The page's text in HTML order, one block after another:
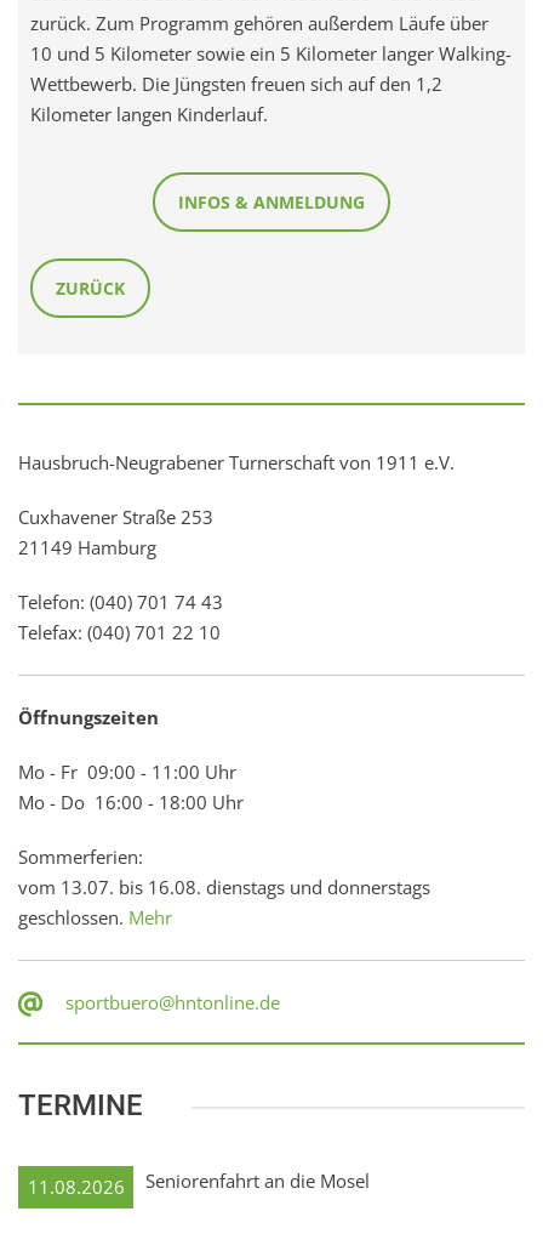
zurück. Zum Programm gehören außerdem Läufe über
10 und 5 Kilometer sowie ein 5 Kilometer langer Walking-
Wettbewerb. Die Jüngsten freuen sich auf den 1,2
Kilometer langen Kinderlauf.
INFOS & ANMELDUNG
ZURÜCK
Hausbruch-Neugrabener Turnerschaft von 1911 e.V.
Cuxhavener Straße 253
21149 Hamburg
Telefon: (040) 701 74 43
Telefax: (040) 701 22 10
Öffnungszeiten
Mo - Fr 09:00 - 11:00 Uhr
Mo - Do 16:00 - 18:00 Uhr
Sommerferien:
vom 13.07. bis 16.08. dienstags und donnerstags
geschlossen. Mehr
sportbuero@hntonline.de
TERMINE
11.08.2026 Seniorenfahrt an die Mosel